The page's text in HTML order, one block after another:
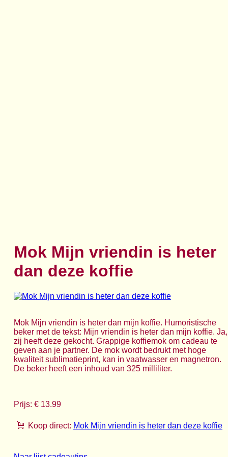
Mok Mijn vriendin is heter
dan deze koffie
Mok Mijn vriendin is heter dan mijn koffie. Humoristische
beker met de tekst: Mijn vriendin is heter dan mijn koffie. Ja,
zij heeft deze gekocht. Grappige koffiemok om cadeau te
geven aan je partner. De mok wordt bedrukt met hoge
kwaliteit sublimatieprint, kan in vaatwasser en magnetron.
De beker heeft een inhoud van 325 milliliter.
Prijs: € 13.99
Koop direct: Mok Mijn vriendin is heter dan deze koffie